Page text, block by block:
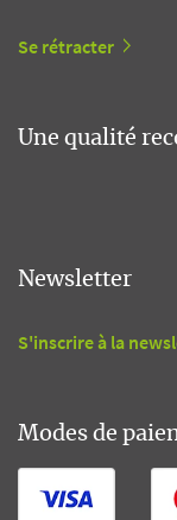
Se rétracter
Une qualité
Newsletter
S'inscrire à la
Modes de